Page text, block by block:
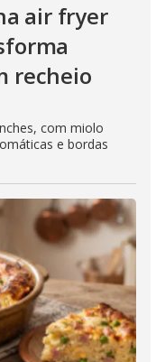
air fryer
recheio
com miolo
e bordas